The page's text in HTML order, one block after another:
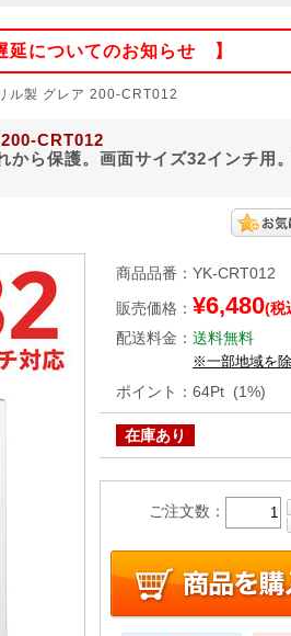
についてのお知らせ 】
ル製 グレア 200-CRT012
CRT012
ら保護。画面サイズ32インチ用
商品品番 ： YK-CRT012
販売価格 ： ¥6,480(税
配送料金 ： 送料無料
※一部地域を除
ポイント ： 64Pt (1%)
在庫あり
ご注文数：